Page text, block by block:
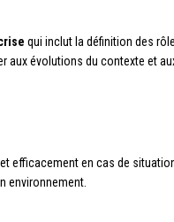
qui inclut la définition des
aux évolutions du contexte et
efficacement en cas de
environnement.